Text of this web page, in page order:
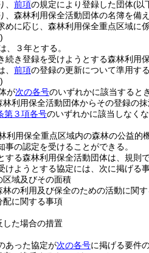
前項の規定により登録した団体(以
森林利用保全活動団体の名簿を備
に応じ、森林利用保全重点区域に
、３年とする。
き登録を受けようとする森林利用
、 前項の登録の更新について準用する
が次の各号のいずれかに該当すると
利用保全活動団体からその登録の
第３項各号のいずれかに該当しなくな
利用保全重点区域内の森林の公益
の認定を受けることができる。
する森林利用保全活動団体は、規則
ようとする協定には、次に掲げる
区域及びその面積
の利用及び保全のための活動に関
配に関する事項
した場合の措置
あった協定が次の各号に掲げる要件